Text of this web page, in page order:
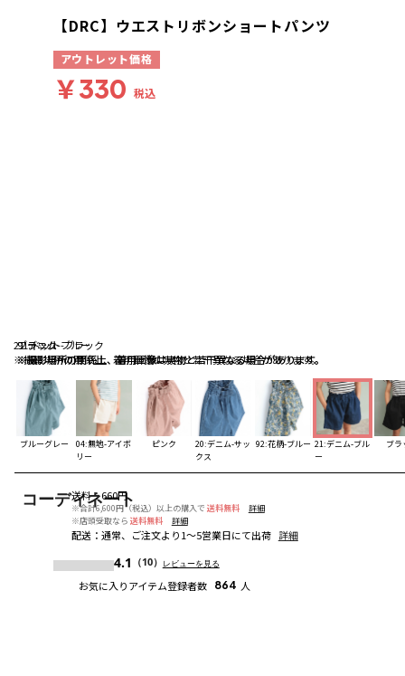
21:デニム-ブルー
※撮影場所の関係上、着用画像は実物と若干異なる場合があります。
ブラック
※撮影場所の関係上、着用画像は実物と若干異なる場合があります。
91:ドット-ブラック
※撮影場所の関係上、着用画像は実物と若干異なる場合があります。
ブルーグレー
04:無地-アイボ
リー
ピンク
20:デニム-サッ
クス
92:花柄-ブルー 21:デニム-ブル
ー
ブラ
コーディネート
送料：660円
※合計6,600円（税込）以上の購入で 送料無料
詳細
※店頭受取なら 送料無料 詳細
配送： 通常、ご注文より1～5営業日にて出荷 詳細
4.1 （10） レビューを見る
お気に入りアイテム登録者数 864 人
【DRC】ウエストリボンショートパンツ
アウトレット価格
￥330 税込